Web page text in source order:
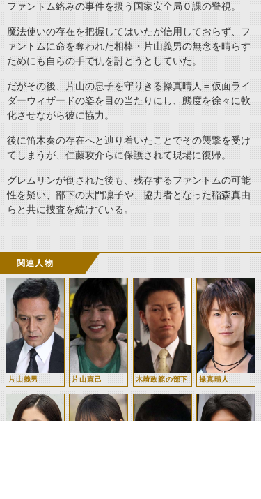
ファントム絡みの事件を扱う国家安全局０課の警視。
魔法使いの存在を把握してはいたが信用しておらず、フ
ァントムに命を奪われた相棒・片山義男の無念を晴らす
ためにも自らの手で仇を討とうとしていた。
だがその後、片山の息子を守りきる操真晴人＝仮面ライ
ダーウィザードの姿を目の当たりにし、態度を徐々に軟
化させながら彼に協力。
後に笛木奏の存在へと辿り着いたことでその襲撃を受け
てしまうが、仁藤攻介らに保護されて現場に復帰。
グレムリンが倒された後も、残存するファントムの可能
性を疑い、部下の大門凜子や、協力者となった稲森真由
らと共に捜査を続けている。
関連人物
片山義男 片山直己 木崎政範の部下 操真晴人